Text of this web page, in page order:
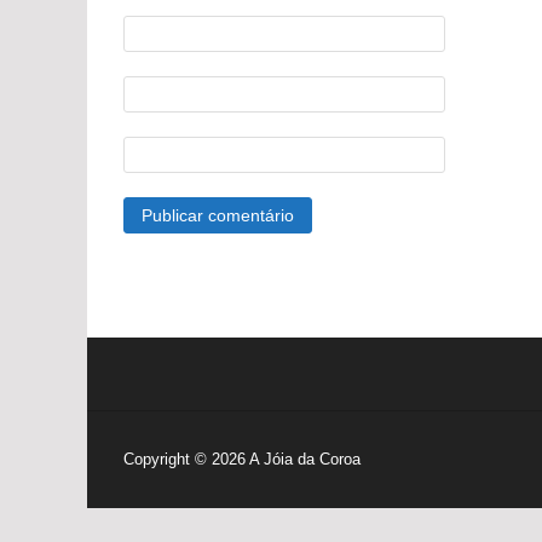
Copyright © 2026 A Jóia da Coroa